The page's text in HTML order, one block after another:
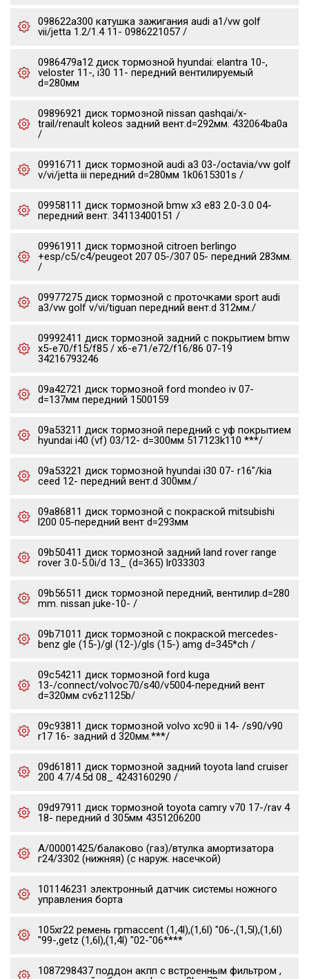
098622a300 катушка зажигания audi a1/vw golf
vii/jetta 1.2/1.4 11- 0986221057 /
0986479a12 диск тормозной hyundai: elantra 10-,
veloster 11-, i30 11- передний вентилируемый
d=280мм
09896921 диск тормозной nissan qashqai/x-
trail/renault koleos задний вент.d=292мм. 432064ba0a
/
09916711 диск тормозной audi a3 03-/octavia/vw golf
v/vi/jetta iii передний d=280мм 1k0615301s /
09958111 диск тормозной bmw x3 e83 2.0-3.0 04-
передний вент. 34113400151 /
09961911 диск тормозной citroen berlingo
+esp/c5/c4/peugeot 207 05-/307 05- передний 283мм.
/
09977275 диск тормозной c проточками sport audi
a3/vw golf v/vi/tiguan передний вент.d 312мм./
09992411 диск тормозной задний с покрытием bmw
x5-e70/f15/f85 / x6-e71/e72/f16/86 07-19
34216793246
09a42721 диск тормозной ford mondeo iv 07-
d=137мм передний 1500159
09a53211 диск тормозной передний с уф покрытием
hyundai i40 (vf) 03/12- d=300мм 517123k110 ***/
09a53221 диск тормозной hyundai i30 07- r16"/kia
ceed 12- передний вент.d 300мм./
09a86811 диск тормозной с покраской mitsubishi
l200 05-передний вент d=293мм
09b50411 диск тормозной задний land rover range
rover 3.0-5.0i/d 13_ (d=365) lr033303
09b56511 диск тормозной передний, вентилир.d=280
mm. nissan juke-10- /
09b71011 диск тормозной с покраской mercedes-
benz gle (15-)/gl (12-)/gls (15-) amg d=345*ch /
09c54211 диск тормозной ford kuga
13-/connect/volvoc70/s40/v5004-передний вент
d=320мм cv6z1125b/
09c93811 диск тормозной volvo xc90 ii 14- /s90/v90
r17 16- задний d 320мм.***/
09d61811 диск тормозной задний toyota land cruiser
200 4.7/4.5d 08_ 4243160290 /
09d97911 диск тормозной toyota camry v70 17-/rav 4
18- передний d 305мм 4351206200
А/00001425/балаково (газ)/втулка амортизатора
г24/3302 (нижняя) (с наруж. насечкой)
101146231 электронный датчик системы ножного
управления борта
105xr22 ремень грmaccent (1,4l),(1,6l) "06-,(1,5l),(1,6l)
"99-,getz (1,6l),(1,4l) "02-"06****
1087298437 поддон акпп с встроенным фильтром ,